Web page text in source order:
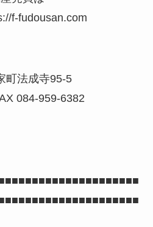
f-fudousan.com
町法成寺95-5
084-959-6382